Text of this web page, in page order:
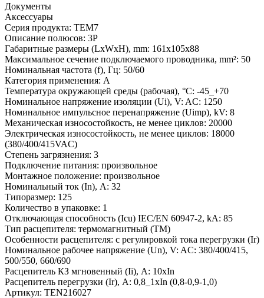
Документы
Аксессуары
Серия продукта: TEM7
Описание полюсов: 3P
Габаритные размеры (LxWxH), mm: 161x105x88
Максимальное сечение подключаемого проводника, mm²: 50
Номинальная частота (f), Гц: 50/60
Категория применения: A
Температура окружающей среды (рабочая), °С: -45_+70
Номинальное напряжение изоляции (Ui), V: AC: 1250
Номинальное импульсное перенапряжение (Uimp), kV: 8
Механическая износостойкость, не менее циклов: 20000
Электрическая износостойкость, не менее циклов: 18000
(380/400/415VAC)
Степень загрязнения: 3
Подключение питания: произвольное
Монтажное положение: произвольное
Номинальный ток (In), A: 32
Типоразмер: 125
Количество в упаковке: 1
Отключающая способность (Icu) IEC/EN 60947-2, kA: 85
Тип расцепителя: термомагнитный (TM)
Особенности расцепителя: с регулировкой тока перегрузки (Ir)
Номинальное рабочее напряжение (Un), V: AC: 380/400/415,
500/550, 660/690
Расцепитель КЗ мгновенный (Ii), A: 10xIn
Расцепитель перегрузки (Ir), A: 0,8_1xIn (0,8-0,9-1,0)
Артикул: TEN216027